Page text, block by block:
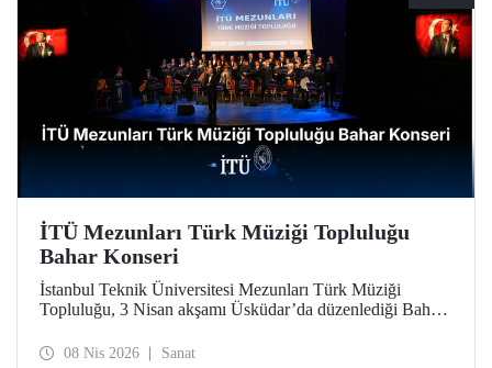
İTÜ Mezunları Türk Müziği Topluluğu
Bahar Konseri
İstanbul Teknik Üniversitesi Mezunları Türk Müziği
Topluluğu, 3 Nisan akşamı Üsküdar’da düzenlediği Bahar
musikisinin en seçkin örneklerini dinleyicilerle buluşturdu.
08 Nis 2026 Sanat